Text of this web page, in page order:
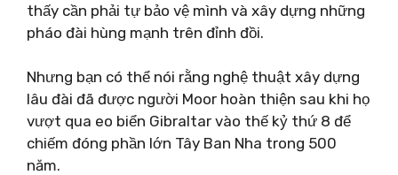
thấy cần phải tự bảo vệ mình và xây dựng những
pháo đài hùng mạnh trên đỉnh đồi.
Nhưng bạn có thể nói rằng nghệ thuật xây dựng
lâu đài đã được người Moor hoàn thiện sau khi họ
vượt qua eo biển Gibraltar vào thế kỷ thứ 8 để
chiếm đóng phần lớn Tây Ban Nha trong 500
năm.